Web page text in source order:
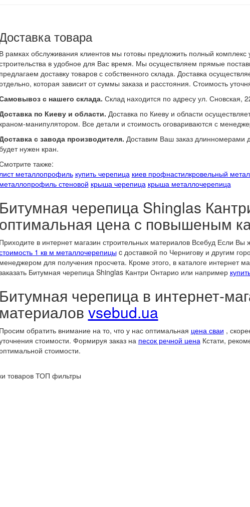
товара
В рамках обслуживания клиентов мы готовы предложить полный комплекс
в удобное для Вас время. Мы осуществляем прямые
предлагаем доставку товаров с собственного склада. Доставка
которая зависит от суммы заказа и расстояния. Стоимость
с нашего склада. Склад находится по адресу ул. Сновская,
по Киеву и области. Доставка по Киеву и области
краном-манипулятором. Все детали и стоимость оговариваются с
с завода производителя. Доставим Ваш заказ длинномерами
нужен кран.
также:
металлопрофиль купить черепица киев профнастилкровельный
металлопрофиль стеновой крыша черепица крыша металлочерепица
Битумная черепица Shinglas
оптимальная цена с повышеным
Приходите в интернет магазин строительных материалов Всебуд Если Вы
1 кв м металлочерепицыc доставкой по Чернигову и другим
менеджером для получения просчета. Кроме этого, в каталоге интернет
Битумная черепица Shinglas Кантри Онтарио или например
Битумная черепица в интернет-
материалов vsebud.ua
Просим обратить внимание на то, что у нас оптимальная цена сваи ,
стоимости. Формируя заказ на песок речной ценаКстати,
стоимости.
товаровТОП фильтры